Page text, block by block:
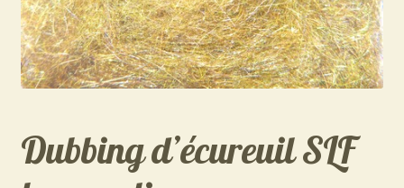
Dubbing d’écureuil SLF